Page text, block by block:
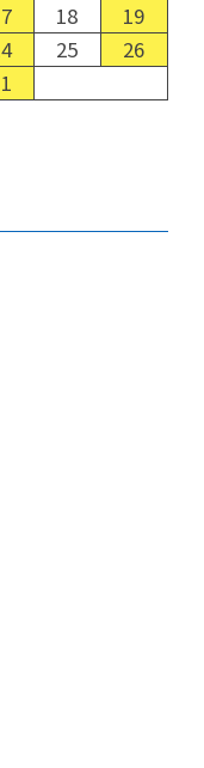
18
19
25
26